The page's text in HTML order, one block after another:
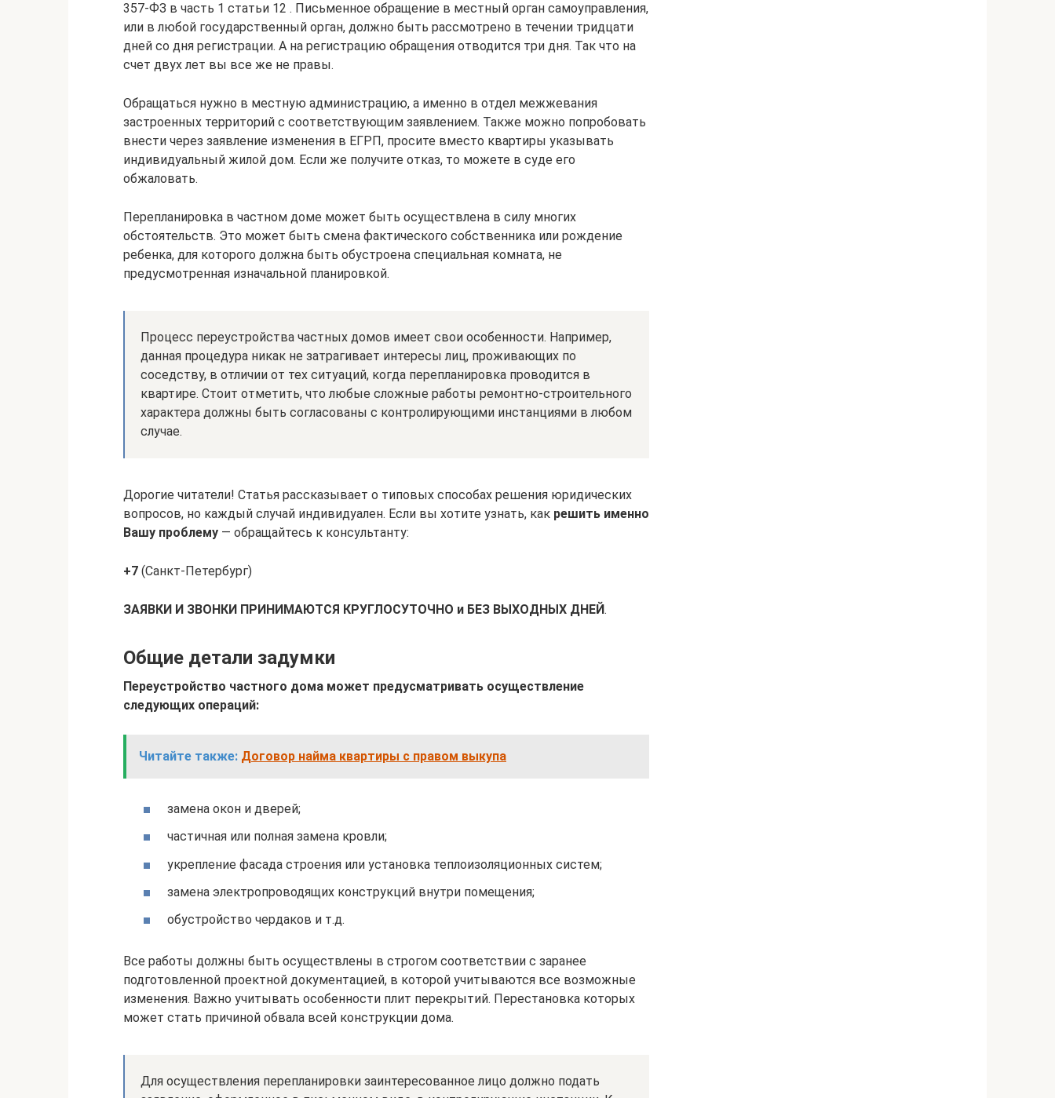
357-ФЗ в часть 1 статьи 12 . Письменное обращение в местный орган самоуправления,
или в любой государственный орган, должно быть рассмотрено в течении тридцати
дней со дня регистрации. А на регистрацию обращения отводится три дня. Так что на
счет двух лет вы все же не правы.
Обращаться нужно в местную администрацию, а именно в отдел межжевания
застроенных территорий с соответствующим заявлением. Также можно попробовать
внести через заявление изменения в ЕГРП, просите вместо квартиры указывать
индивидуальный жилой дом. Если же получите отказ, то можете в суде его
обжаловать.
Перепланировка в частном доме может быть осуществлена в силу многих
обстоятельств. Это может быть смена фактического собственника или рождение
ребенка, для которого должна быть обустроена специальная комната, не
предусмотренная изначальной планировкой.
Процесс переустройства частных домов имеет свои особенности. Например,
данная процедура никак не затрагивает интересы лиц, проживающих по
соседству, в отличии от тех ситуаций, когда перепланировка проводится в
квартире. Стоит отметить, что любые сложные работы ремонтно-строительного
характера должны быть согласованы с контролирующими инстанциями в любом
случае.
Дорогие читатели! Статья рассказывает о типовых способах решения юридических
вопросов, но каждый случай индивидуален. Если вы хотите узнать, как решить именно
Вашу проблему — обращайтесь к консультанту:
+7 (Санкт-Петербург)
ЗАЯВКИ И ЗВОНКИ ПРИНИМАЮТСЯ КРУГЛОСУТОЧНО и БЕЗ ВЫХОДНЫХ ДНЕЙ.
Общие детали задумки
Переустройство частного дома может предусматривать осуществление
следующих операций:
Читайте также: Договор найма квартиры с правом выкупа
замена окон и дверей;
частичная или полная замена кровли;
укрепление фасада строения или установка теплоизоляционных систем;
замена электропроводящих конструкций внутри помещения;
обустройство чердаков и т.д.
Все работы должны быть осуществлены в строгом соответствии с заранее
подготовленной проектной документацией, в которой учитываются все возможные
изменения. Важно учитывать особенности плит перекрытий. Перестановка которых
может стать причиной обвала всей конструкции дома.
Для осуществления перепланировки заинтересованное лицо должно подать